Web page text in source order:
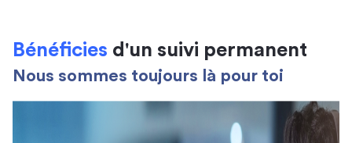
Bénéficies d'un suivi permanent
Nous sommes toujours là pour toi